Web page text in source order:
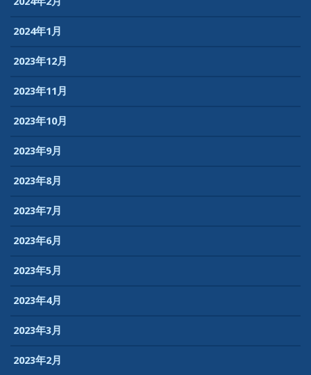
2024年1月
2023年12月
2023年11月
2023年10月
2023年9月
2023年8月
2023年7月
2023年6月
2023年5月
2023年4月
2023年3月
2023年2月